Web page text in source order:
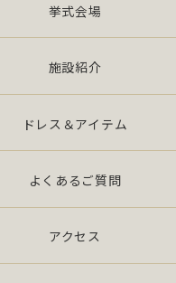
挙式会場
施設紹介
ドレス＆アイテム
よくあるご質問
アクセス